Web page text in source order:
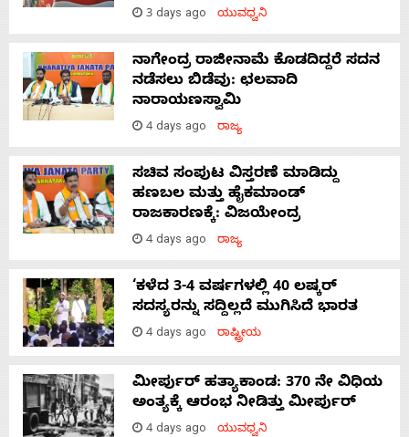
3 days ago ಯುವಧ್ವನಿ
ನಾಗೇಂದ್ರ ರಾಜೀನಾಮೆ ಕೊಡದಿದ್ದರೆ ಸದನ
ನಡೆಸಲು ಬಿಡೆವು: ಛಲವಾದಿ
ನಾರಾಯಣಸ್ವಾಮಿ
4 days ago ರಾಜ್ಯ
ಸಚಿವ ಸಂಪುಟ ವಿಸ್ತರಣೆ ಮಾಡಿದ್ದು
ಹಣಬಲ ಮತ್ತು ಹೈಕಮಾಂಡ್
ರಾಜಕಾರಣಕ್ಕೆ: ವಿಜಯೇಂದ್ರ
4 days ago ರಾಜ್ಯ
‘ಕಳೆದ 3-4 ವರ್ಷಗಳಲ್ಲಿ 40 ಲಷ್ಕರ್
ಸದಸ್ಯರನ್ನು ಸದ್ದಿಲ್ಲದೆ ಮುಗಿಸಿದೆ ಭಾರತ
4 days ago ರಾಷ್ಟ್ರೀಯ
ಮೀರ್ಪುರ್ ಹತ್ಯಾಕಾಂಡ: 370 ನೇ ವಿಧಿಯ
ಅಂತ್ಯಕ್ಕೆ ಆರಂಭ ನೀಡಿತ್ತು ಮೀರ್ಪುರ್
4 days ago ಯುವಧ್ವನಿ